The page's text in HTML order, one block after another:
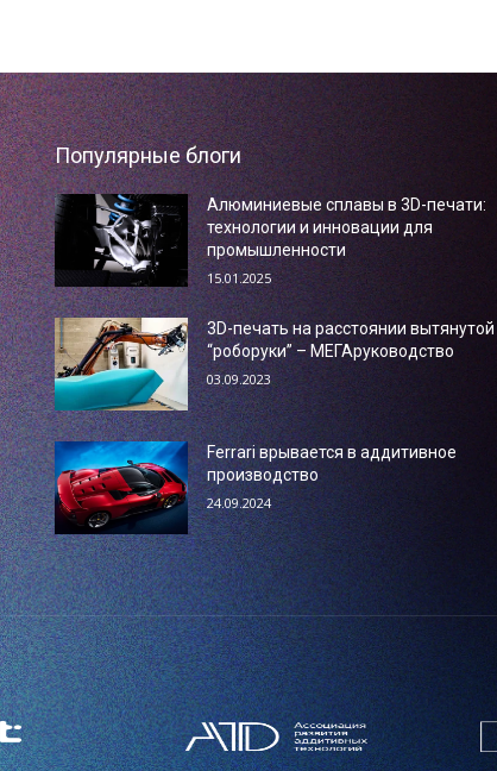
Популярные блоги
Алюминиевые сплавы в 3D-печати:
технологии и инновации для
промышленности
15.01.2025
3D-печать на расстоянии вытянутой
“роборуки” – МЕГАруководство
03.09.2023
Ferrari врывается в аддитивное
производство
24.09.2024